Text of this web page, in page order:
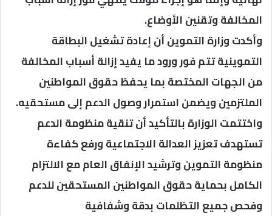
المخالفة وتقنين الأوضاع.
وأكدت وزارة التموين أن إعادة تشغيل البطاقة
التموينية تتم فور ورود ما يفيد إزالة أسباب المخالفة
من الجهات المختصة بما يحفظ حقوق المواطنين
الملتزمين ويضمن استمرار وصول الدعم إلى مستحقيه.
واختتمت الوزارة بالتأكيد أن تنقية منظومة الدعم
تستهدف تعزيز العدالة الاجتماعية ورفع كفاءة
منظومة التموين وترشيد الإنفاق العام مع الالتزام
الكامل بحماية حقوق المواطنين المستحقين للدعم
وفحص جميع التظلمات بدقة وشفافية